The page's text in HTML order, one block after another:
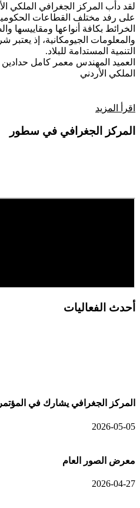
على رفد مختلف القطاعات
الخرائط بكافة أنواعها ومقاييسها
والمعلومات الجيومكانية، إذ يعتبر
التنمية المستدامة للبلاد.
العميد المهندس معمر كامل حدادين
الملكي الأردني
اقرأ المزيد
المركز الجغرافي في سطور
أحدث الفعاليات
المركز الجغرافي يشارك في
2026-05-05
معرض الصور العام
2026-04-27